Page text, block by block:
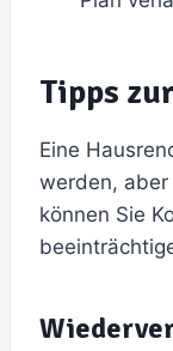
Tipps
Eine
werden,
können Sie